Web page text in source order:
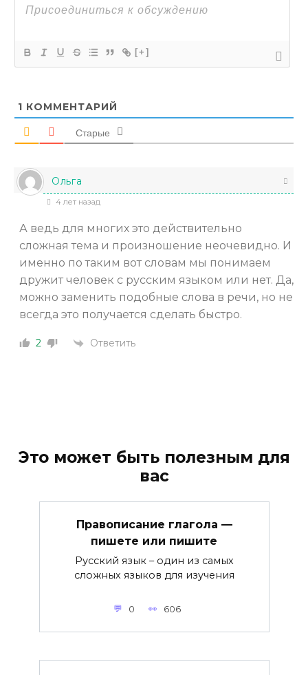
[+]
1 КОММЕНТАРИЙ
Старые
Ольга
4 лет назад
А ведь для многих это действительно
сложная тема и произношение неочевидно. И
именно по таким вот словам мы понимаем
дружит человек с русским языком или нет. Да,
можно заменить подобные слова в речи, но не
всегда это получается сделать быстро.
2 Ответить
Это может быть полезным для
вас
Правописание глагола —
пишете или пишите
Русский язык – один из самых
сложных языков для изучения
0 606